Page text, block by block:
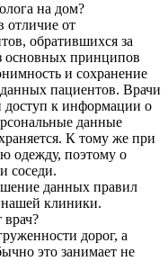
на дом?
отличие от
обратившихся за
основных принципов
и сохранение
пациентов. Врачи
к информации о
данные
К тому же при
одежду, поэтому о
соседи.
данных правил
нашей клиники.
врач?
дорог, а
это занимает не